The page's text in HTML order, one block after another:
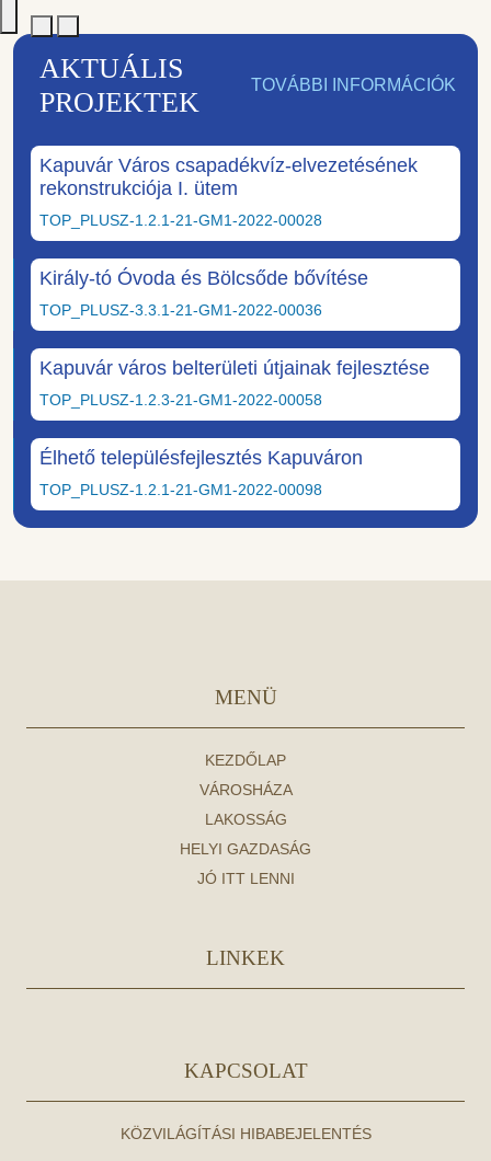
AKTUÁLIS
PROJEKTEK
TOVÁBBI INFORMÁCIÓK
Kapuvár Város csapadékvíz-elvezetésének
rekonstrukciója I. ütem
TOP_PLUSZ-1.2.1-21-GM1-2022-00028
Király-tó Óvoda és Bölcsőde bővítése
TOP_PLUSZ-3.3.1-21-GM1-2022-00036
Kapuvár város belterületi útjainak fejlesztése
TOP_PLUSZ-1.2.3-21-GM1-2022-00058
Élhető településfejlesztés Kapuváron
TOP_PLUSZ-1.2.1-21-GM1-2022-00098
MENÜ
KEZDŐLAP
VÁROSHÁZA
LAKOSSÁG
HELYI GAZDASÁG
JÓ ITT LENNI
LINKEK
KAPCSOLAT
KÖZVILÁGÍTÁSI HIBABEJELENTÉS